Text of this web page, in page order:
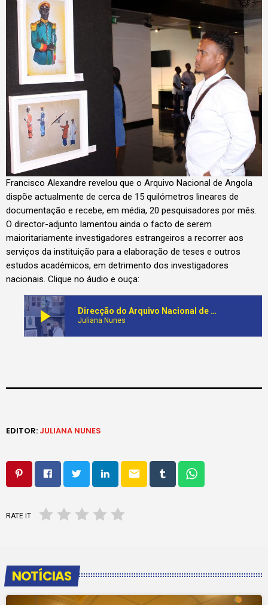
Francisco Alexandre revelou que o Arquivo Nacional de Angola
dispõe actualmente de cerca de 15 quilómetros lineares de
documentação e recebe, em média, 20 pesquisadores por mês.
O director-adjunto lamentou ainda o facto de serem
maioritariamente investigadores estrangeiros a recorrer aos
serviços da instituição para a elaboração de teses e outros
estudos académicos, em detrimento dos investigadores
nacionais. Clique no áudio e ouça:
play_arrow Direcção do Arquivo Nacional de Angola preocupada com a fraca presença de estudantes universitários na realização de pesquisas científicas
Juliana Nunes
EDITOR: JULIANA NUNES
email
RATE IT
NOTÍCIAS